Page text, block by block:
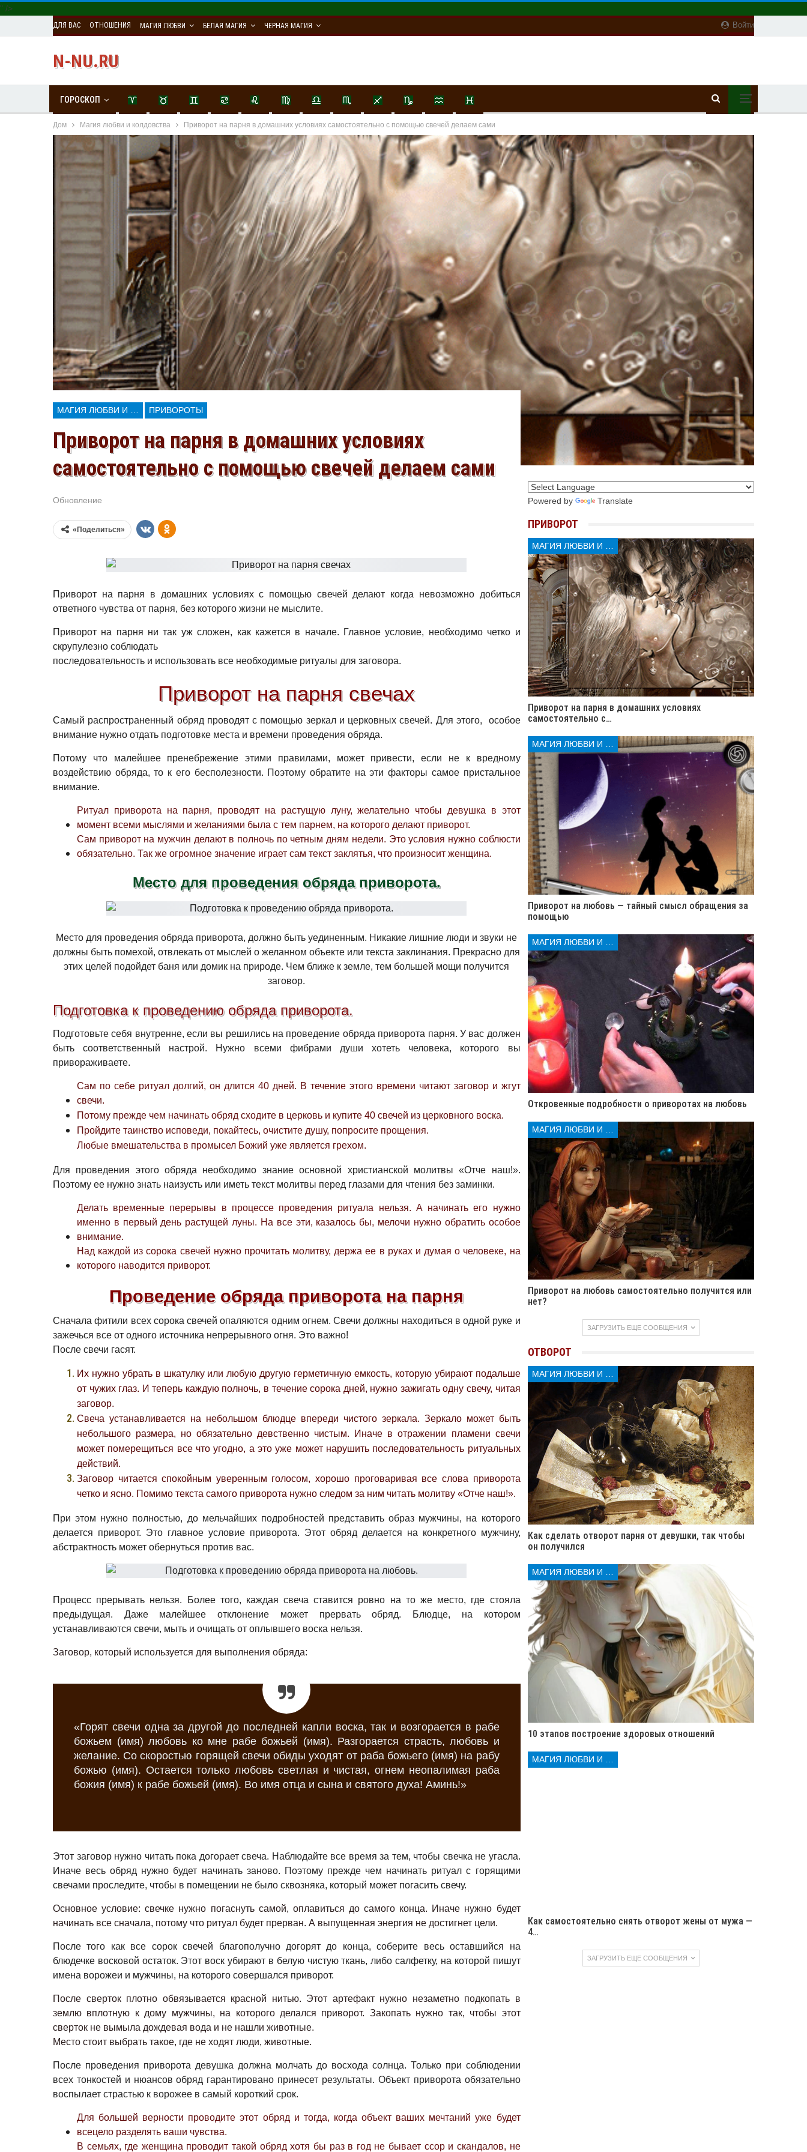
" />
Войти
ДЛЯ ВАС ОТНОШЕНИЯ МАГИЯ ЛЮБВИ БЕЛАЯ МАГИЯ ЧЕРНАЯ МАГИЯ
N-NU.RU
ГОРОСКОП
Дом Магия любви и колдовства Приворот на парня в домашних условиях самостоятельно с помощью свечей делаем сами
ПРИВОРОТЫ
Приворот на парня в домашних условиях
самостоятельно с помощью свечей делаем сами
Обновление
«Поделиться»
Приворот на парня в домашних условиях с помощью свечей делают когда невозможно добиться
ответного чувства от парня, без которого жизни не мыслите.
Приворот на парня ни так уж сложен, как кажется в начале. Главное условие, необходимо четко и
скрупулезно соблюдать
последовательность и использовать все необходимые ритуалы для заговора.
Приворот на парня свечах
Самый распространенный обряд проводят с помощью зеркал и церковных свечей. Для этого, особое
внимание нужно отдать подготовке места и времени проведения обряда.
Потому что малейшее пренебрежение этими правилами, может привести, если не к вредному
воздействию обряда, то к его бесполезности. Поэтому обратите на эти факторы самое пристальное
внимание.
Ритуал приворота на парня, проводят на растущую луну, желательно чтобы девушка в этот
момент всеми мыслями и желаниями была с тем парнем, на которого делают приворот.
Сам приворот на мужчин делают в полночь по четным дням недели. Это условия нужно соблюсти
обязательно. Так же огромное значение играет сам текст заклятья, что произносит женщина.
Место для проведения обряда приворота.
Место для проведения обряда приворота, должно быть уединенным. Никакие лишние люди и звуки не
должны быть помехой, отвлекать от мыслей о желанном объекте или текста заклинания. Прекрасно для
этих целей подойдет баня или домик на природе. Чем ближе к земле, тем большей мощи получится
заговор.
Подготовка к проведению обряда приворота.
Подготовьте себя внутренне, если вы решились на проведение обряда приворота парня. У вас должен
быть соответственный настрой. Нужно всеми фибрами души хотеть человека, которого вы
привораживаете.
Сам по себе ритуал долгий, он длится 40 дней. В течение этого времени читают заговор и жгут
свечи.
Потому прежде чем начинать обряд сходите в церковь и купите 40 свечей из церковного воска.
Пройдите таинство исповеди, покайтесь, очистите душу, попросите прощения.
Любые вмешательства в промысел Божий уже является грехом.
Для проведения этого обряда необходимо знание основной христианской молитвы «Отче наш!».
Поэтому ее нужно знать наизусть или иметь текст молитвы перед глазами для чтения без заминки.
Делать временные перерывы в процессе проведения ритуала нельзя. А начинать его нужно
именно в первый день растущей луны. На все эти, казалось бы, мелочи нужно обратить особое
внимание.
Над каждой из сорока свечей нужно прочитать молитву, держа ее в руках и думая о человеке, на
которого наводится приворот.
Проведение обряда приворота на парня
Сначала фитили всех сорока свечей опаляются одним огнем. Свечи должны находиться в одной руке и
зажечься все от одного источника непрерывного огня. Это важно!
После свечи гасят.
Их нужно убрать в шкатулку или любую другую герметичную емкость, которую убирают подальше
от чужих глаз. И теперь каждую полночь, в течение сорока дней, нужно зажигать одну свечу, читая
заговор.
Свеча устанавливается на небольшом блюдце впереди чистого зеркала. Зеркало может быть
небольшого размера, но обязательно девственно чистым. Иначе в отражении пламени свечи
может померещиться все что угодно, а это уже может нарушить последовательность ритуальных
действий.
Заговор читается спокойным уверенным голосом, хорошо проговаривая все слова приворота
четко и ясно. Помимо текста самого приворота нужно следом за ним читать молитву «Отче наш!».
При этом нужно полностью, до мельчайших подробностей представить образ мужчины, на которого
делается приворот. Это главное условие приворота. Этот обряд делается на конкретного мужчину,
абстрактность может обернуться против вас.
Процесс прерывать нельзя. Более того, каждая свеча ставится ровно на то же место, где стояла
предыдущая. Даже малейшее отклонение может прервать обряд. Блюдце, на котором
устанавливаются свечи, мыть и очищать от оплывшего воска нельзя.
Заговор, который используется для выполнения обряда:
«Горят свечи одна за другой до последней капли воска, так и возгорается в рабе
божьем (имя) любовь ко мне рабе божьей (имя). Разгорается страсть, любовь и
желание. Со скоростью горящей свечи обиды уходят от раба божьего (имя) на рабу
божью (имя). Остается только любовь светлая и чистая, огнем неопалимая раба
божия (имя) к рабе божьей (имя). Во имя отца и сына и святого духа! Аминь!»
Этот заговор нужно читать пока догорает свеча. Наблюдайте все время за тем, чтобы свечка не угасла.
Иначе весь обряд нужно будет начинать заново. Поэтому прежде чем начинать ритуал с горящими
свечами проследите, чтобы в помещении не было сквозняка, который может погасить свечу.
Основное условие: свечке нужно погаснуть самой, оплавиться до самого конца. Иначе нужно будет
начинать все сначала, потому что ритуал будет прерван. А выпущенная энергия не достигнет цели.
После того как все сорок свечей благополучно догорят до конца, соберите весь оставшийся на
блюдечке восковой остаток. Этот воск убирают в белую чистую ткань, либо салфетку, на которой пишут
имена ворожеи и мужчины, на которого совершался приворот.
После сверток плотно обвязывается красной нитью. Этот артефакт нужно незаметно подкопать в
землю вплотную к дому мужчины, на которого делался приворот. Закопать нужно так, чтобы этот
сверток не вымыла дождевая вода и не нашли животные.
Место стоит выбрать такое, где не ходят люди, животные.
После проведения приворота девушка должна молчать до восхода солнца. Только при соблюдении
всех тонкостей и нюансов обряд гарантировано принесет результаты. Объект приворота обязательно
воспылает страстью к ворожее в самый короткий срок.
Для большей верности проводите этот обряд и тогда, когда объект ваших мечтаний уже будет
всецело разделять ваши чувства.
В семьях, где женщина проводит такой обряд хотя бы раз в год не бывает ссор и скандалов, не
Powered by Translate
ПРИВОРОТ
Приворот на парня в домашних условиях
самостоятельно с…
Приворот на любовь — тайный смысл обращения за
помощью
Откровенные подробности о приворотах на любовь
Приворот на любовь самостоятельно получится или
нет?
ЗАГРУЗИТЬ ЕЩЕ СООБЩЕНИЯ
ОТВОРОТ
МАГИЯ ЛЮБВИ И КОЛДОВСТВА
Как сделать отворот парня от девушки, так чтобы
он получился
МАГИЯ ЛЮБВИ И КОЛДОВСТВА
10 этапов построение здоровых отношений
Как самостоятельно снять отворот жены от мужа —
4…
ЗАГРУЗИТЬ ЕЩЕ СООБЩЕНИЯ